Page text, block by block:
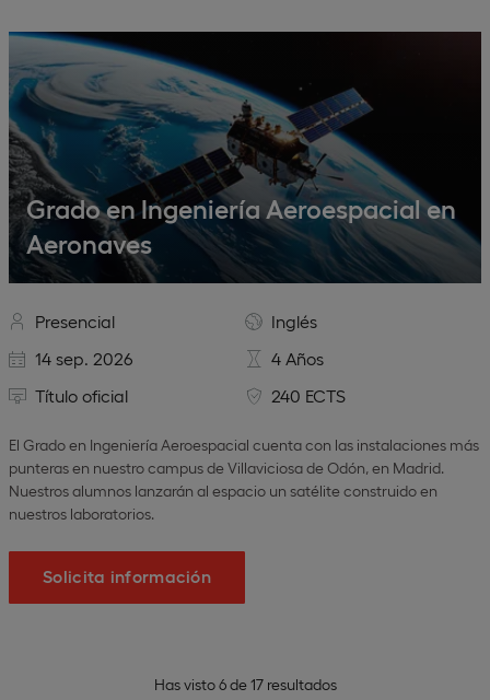
Grado en Ingeniería Aeroespacial en
Aeronaves
Presencial
Inglés
14 sep. 2026
4 Años
Título oficial
240 ECTS
El Grado en Ingeniería Aeroespacial cuenta con las instalaciones más
punteras en nuestro campus de Villaviciosa de Odón, en Madrid.
Nuestros alumnos lanzarán al espacio un satélite construido en
nuestros laboratorios.
Solicita información
Has visto6de17resultados